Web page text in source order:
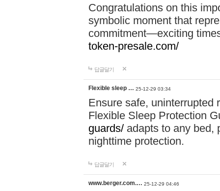
Congratulations on this
symbolic moment that
commitment—exciting
token-presale.com/
답글달기
Flexible sleep … 25-12-29 03:34
Ensure safe, uninterrupted
Flexible Sleep Protection
guards/ adapts to any bed,
nighttime protection.
답글달기
www.berger.com.… 25-12-29 04:46